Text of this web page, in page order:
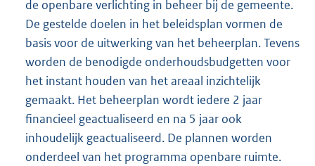
de openbare verlichting in beheer bij de gemeente.
De gestelde doelen in het beleidsplan vormen de
basis voor de uitwerking van het beheerplan. Tevens
worden de benodigde onderhoudsbudgetten voor
het instant houden van het areaal inzichtelijk
gemaakt. Het beheerplan wordt iedere 2 jaar
financieel geactualiseerd en na 5 jaar ook
inhoudelijk geactualiseerd. De plannen worden
onderdeel van het programma openbare ruimte.